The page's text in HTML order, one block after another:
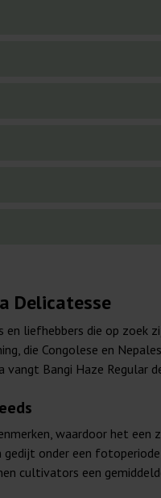
Delicatesse
liefhebbers die op zoek
die Congolese en
Bangi Haze Regular
waardoor het een
onder een
cultivators een